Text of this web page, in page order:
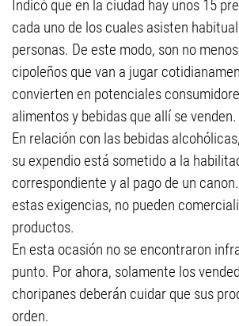
Indicó que en la ciudad hay unos 15
cada uno de los cuales asisten
personas. De este modo, son no
cipoleños que van a jugar
convierten en potenciales
alimentos y bebidas que allí se venden.
En relación con las bebidas
su expendio está sometido a la
correspondiente y al pago de un
estas exigencias, no pueden
productos.
En esta ocasión no se encontraron
punto. Por ahora, solamente los
choripanes deberán cuidar que sus
orden.